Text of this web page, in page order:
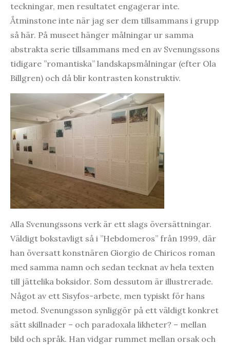
teckningar, men resultatet engagerar inte.
Åtminstone inte när jag ser dem tillsammans i grupp
så här. På museet hänger målningar ur samma
abstrakta serie tillsammans med en av Svenungssons
tidigare ”romantiska” landskapsmålningar (efter Ola
Billgren) och då blir kontrasten konstruktiv.
Alla Svenungssons verk är ett slags översättningar.
Väldigt bokstavligt så i ”Hebdomeros” från 1999, där
han översatt konstnären Giorgio de Chiricos roman
med samma namn och sedan tecknat av hela texten
till jättelika boksidor. Som dessutom är illustrerade.
Något av ett Sisyfos-arbete, men typiskt för hans
metod. Svenungsson synliggör på ett väldigt konkret
sätt skillnader – och paradoxala likheter? – mellan
bild och språk. Han vidgar rummet mellan orsak och